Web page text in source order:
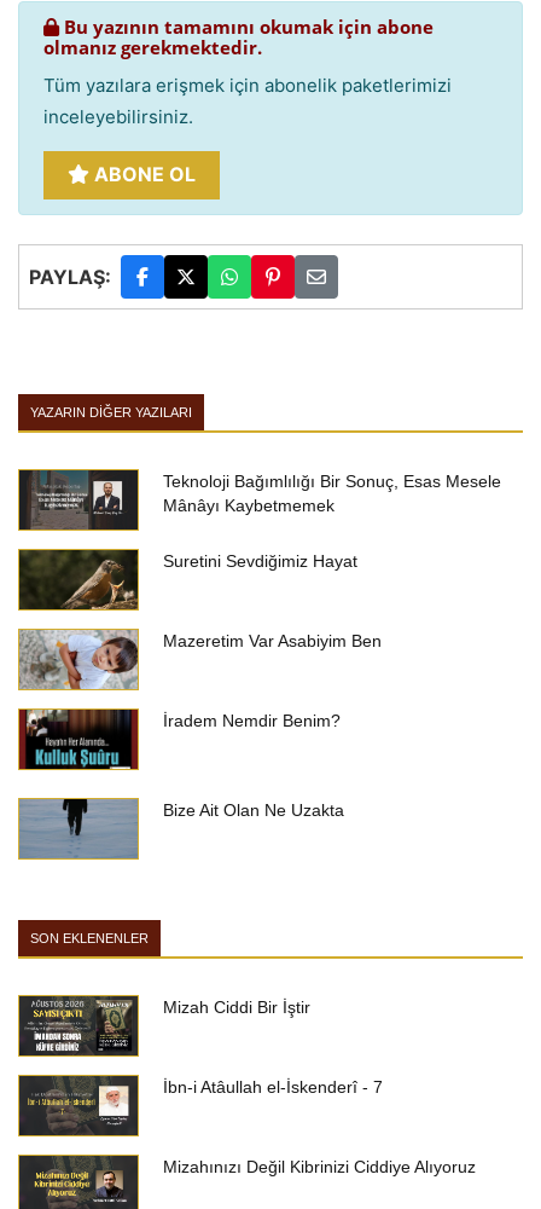
Bu yazının tamamını okumak için abone
olmanız gerekmektedir.
Tüm yazılara erişmek için abonelik paketlerimizi
inceleyebilirsiniz.
ABONE OL
PAYLAŞ:
YAZARIN DIĞER YAZILARI
Teknoloji Bağımlılığı Bir Sonuç, Esas Mesele
Mânâyı Kaybetmemek
Suretini Sevdiğimiz Hayat
Mazeretim Var Asabiyim Ben
İradem Nemdir Benim?
Bize Ait Olan Ne Uzakta
SON EKLENENLER
Mizah Ciddi Bir İştir
İbn-i Atâullah el-İskenderî - 7
Mizahınızı Değil Kibrinizi Ciddiye Alıyoruz